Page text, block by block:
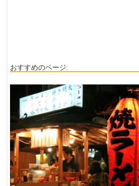
おすすめのページ: